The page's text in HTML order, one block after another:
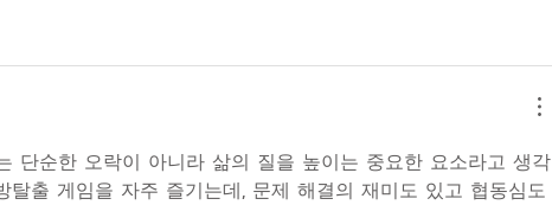
단순한 오락이 아니라 삶의 질을 높이는 중요한 요소라고 생각
탈출 게임을 자주 즐기는데, 문제 해결의 재미도 있고 협동심도